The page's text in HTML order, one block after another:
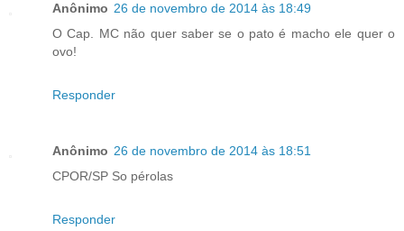
Anônimo 26 de novembro de 2014 às 18:49
O Cap. MC não quer saber se o pato é macho ele quer o
ovo!
Responder
Anônimo 26 de novembro de 2014 às 18:51
CPOR/SP So pérolas
Responder